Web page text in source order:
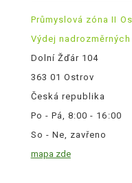
Průmyslová zóna II
Výdej
Dolní Žďár 104
363 01 Ostrov
Česká republika
Po - Pá, 8:00 - 16:00
So - Ne, zavřeno
mapa zde